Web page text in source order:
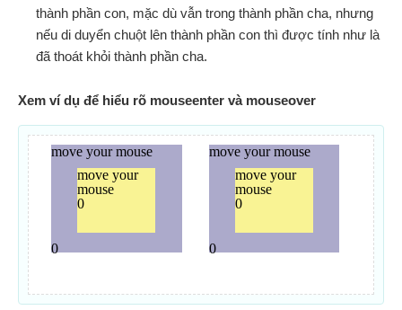
thành phần con, mặc dù vẫn trong thành phần cha, nhưng
nếu di duyển chuột lên thành phần con thì được tính như là
đã thoát khỏi thành phần cha.
Xem ví dụ để hiểu rõ mouseenter và mouseover